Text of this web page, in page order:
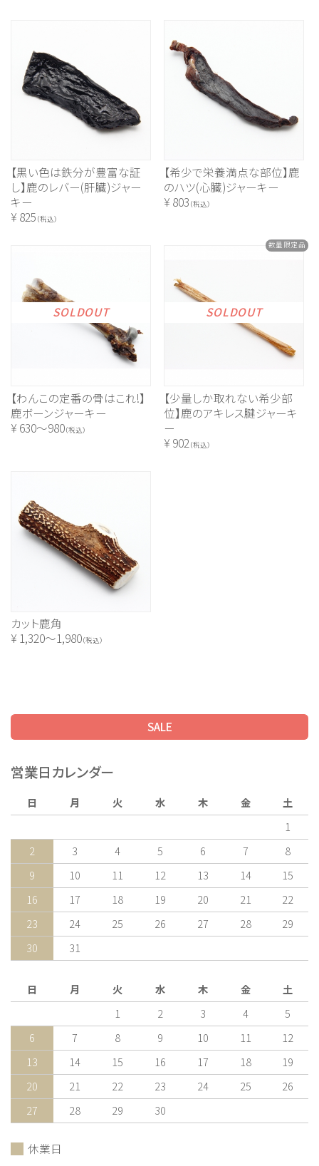
【黒い色は鉄分が豊富な証
し】鹿のレバー(肝臓)ジャー
キー
¥ 825 （税込）
【希少で栄養満点な部位】鹿
のハツ(心臓)ジャーキー
¥ 803 （税込）
SOLDOUT
【わんこの定番の骨はこれ!】
鹿ボーンジャーキー
¥ 630～980（税込）
SOLDOUT
数量限定品
【少量しか取れない希少部
位】鹿のアキレス腱ジャーキ
ー
¥ 902 （税込）
カット鹿角
¥ 1,320～1,980（税込）
SALE
営業日カレンダー
日 月 火 水 木 金
土
1
2
3 4 5 6 7
8
9
10 11 12 13 14
15
16
17 18 19 20 21
22
23
24 25 26 27 28
29
30
31
日 月 火 水 木 金
土
1
2 3 4
5
6
7 8 9 10 11
12
13
14 15 16 17 18
19
20
21 22 23 24 25
26
27
28 29 30
休業日